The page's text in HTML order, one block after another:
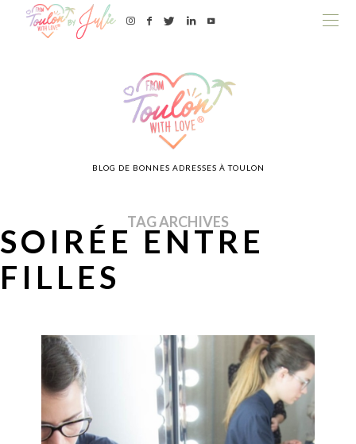
BLOG DE BONNES ADRESSES À TOULON
TAG ARCHIVES
SOIRÉE ENTRE
FILLES